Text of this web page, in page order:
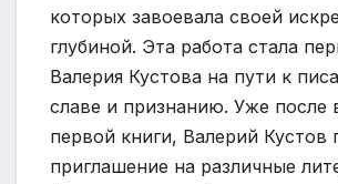
которых завоевала своей
глубиной. Эта работа стала
Валерия Кустова на пути к
славе и признанию. Уже после
первой книги, Валерий Кустов
приглашение на различные